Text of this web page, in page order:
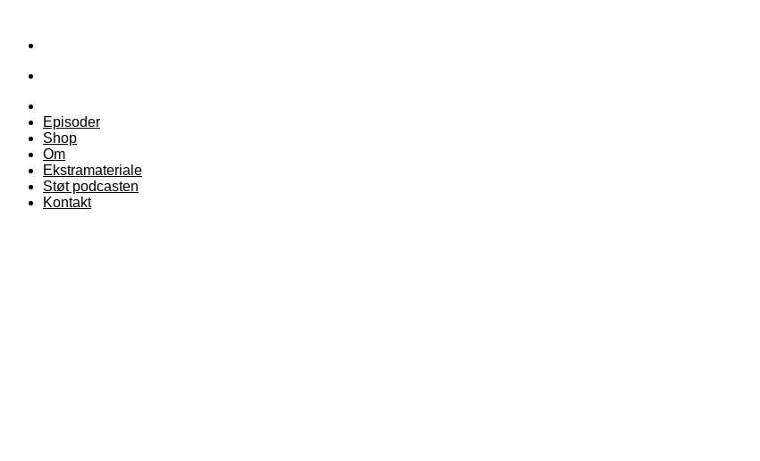
Episoder
Shop
Om
Ekstramateriale
Støt podcasten
Kontakt